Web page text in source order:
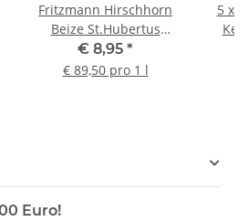
Fritzmann Hirschhorn
Beize St.Hubertus
Farbe Konzentrat
100ml
€ 8,95 *
€ 89,50 pro 1 l
5 x
Euro!